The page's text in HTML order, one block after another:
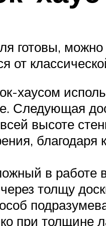
готовы,
от
хаусом
Следующая
высоте
в работе
толщу
при